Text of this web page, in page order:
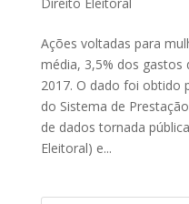
Ações voltadas para
média, 3,5% dos
2017. O dado foi obtido
do Sistema de
de dados tornada
Eleitoral) e...